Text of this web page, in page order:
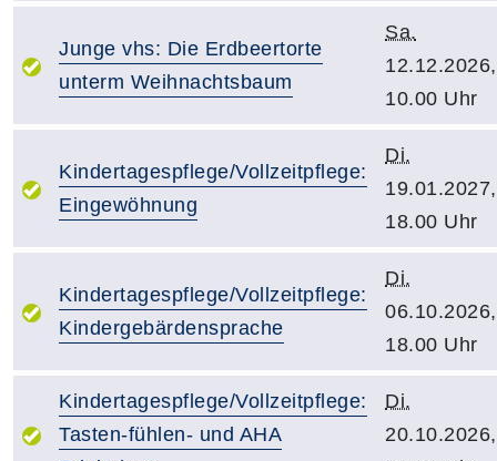
Junge vhs: Die Erdbeertorte
unterm Weihnachtsbaum
Sa.
12.12.2026,
10.00 Uhr
Kindertagespflege/Vollzeitpflege:
Eingewöhnung
Di.
19.01.2027,
18.00 Uhr
Kindertagespflege/Vollzeitpflege:
Kindergebärdensprache
Di.
06.10.2026,
18.00 Uhr
Kindertagespflege/Vollzeitpflege:
Tasten-fühlen- und AHA
Di.
20.10.2026,